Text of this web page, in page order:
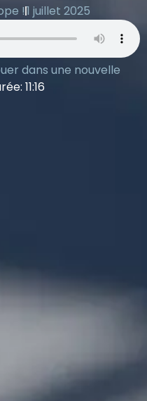
!1 juillet 2025
dans une nouvelle
11:16